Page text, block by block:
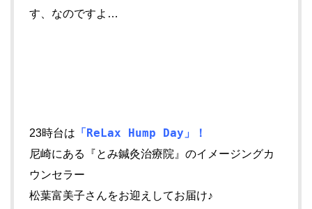
す、なのですよ…
23時台は 「ReLax Hump Day」！
尼崎にある『とみ鍼灸治療院』のイメージングカ
ウンセラー
松葉富美子さんをお迎えしてお届け♪